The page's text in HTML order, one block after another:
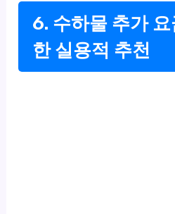
6. 수하물 추가 요
한 실용적 추천